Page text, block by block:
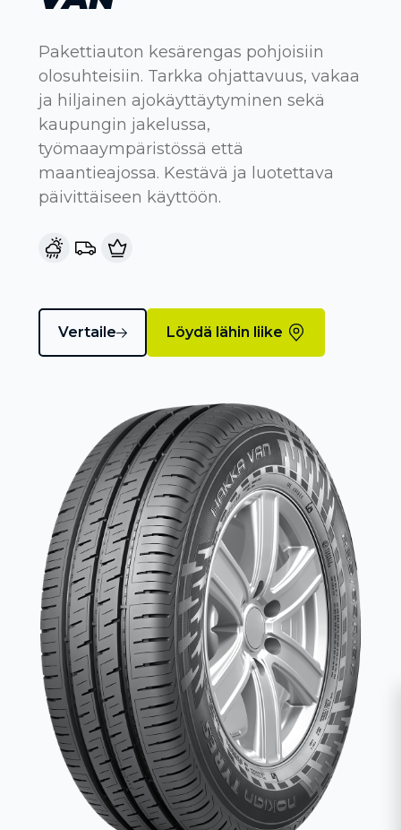
Pakettiauton kesärengas pohjoisiin
olosuhteisiin. Tarkka ohjattavuus, vakaa
ja hiljainen ajokäyttäytyminen sekä
kaupungin jakelussa,
työmaaympäristössä että
maantieajossa. Kestävä ja luotettava
päivittäiseen käyttöön.
Vertaile Löydä lähin liike